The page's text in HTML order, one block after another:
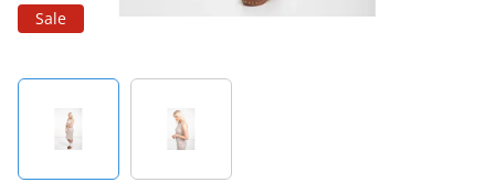
Sale